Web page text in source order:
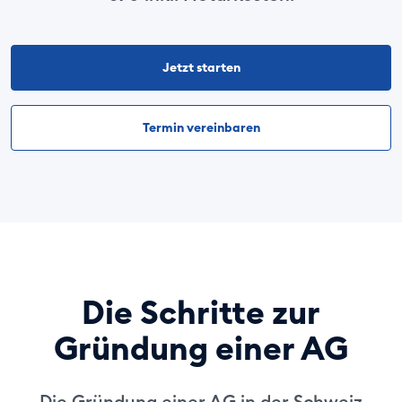
Jetzt starten
Termin vereinbaren
Die Schritte zur
Gründung einer AG